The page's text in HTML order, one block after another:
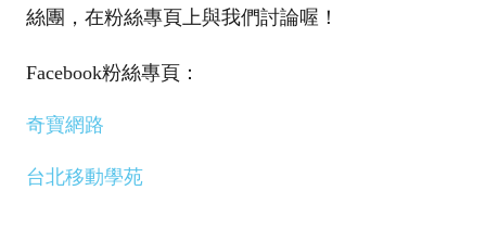
絲團，在粉絲專頁上與我們討論喔！
Facebook粉絲專頁：
奇寶網路
台北移動學苑